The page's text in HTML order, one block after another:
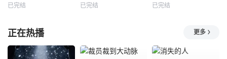
已完结 已完结 已完结
正在热播 更多